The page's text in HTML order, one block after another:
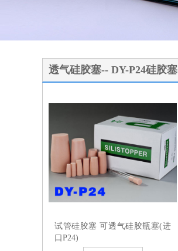
透气硅胶塞-- DY-P24硅胶塞
试管硅胶塞 可透气硅胶瓶塞(进
口P24)